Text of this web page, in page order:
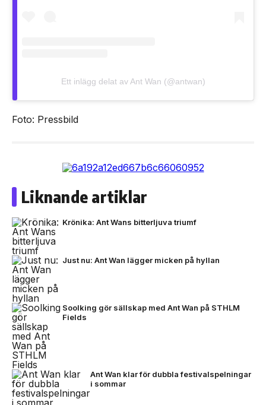
Ett inlägg delat av Ant Wan (@antwan)
Foto: Pressbild
Liknande artiklar
Krönika: Ant Wans bitterljuva triumf
Just nu: Ant Wan lägger micken på hyllan
Soolking gör sällskap med Ant Wan på STHLM
Fields
Ant Wan klar för dubbla festivalspelningar
i sommar